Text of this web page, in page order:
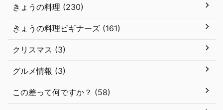
きょうの料理 (230)
きょうの料理ビギナーズ (161)
クリスマス (3)
グルメ情報 (3)
この差って何ですか？ (58)